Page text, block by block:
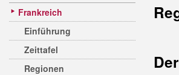
Frankreich
Einführung
Zeittafel
Regionen